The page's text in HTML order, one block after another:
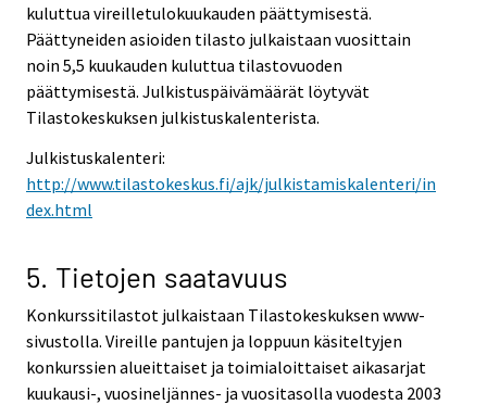
kuluttua vireilletulokuukauden päättymisestä.
Päättyneiden asioiden tilasto julkaistaan vuosittain
noin 5,5 kuukauden kuluttua tilastovuoden
päättymisestä. Julkistuspäivämäärät löytyvät
Tilastokeskuksen julkistuskalenterista.
Julkistuskalenteri:
http://www.tilastokeskus.fi/ajk/julkistamiskalenteri/in
dex.html
5. Tietojen saatavuus
Konkurssitilastot julkaistaan Tilastokeskuksen www-
sivustolla. Vireille pantujen ja loppuun käsiteltyjen
konkurssien alueittaiset ja toimialoittaiset aikasarjat
kuukausi-, vuosineljännes- ja vuositasolla vuodesta 2003